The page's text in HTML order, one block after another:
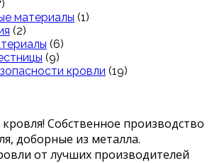
материалы (1)
(2)
(6)
(9)
кровли (19)
Собственное производство
доборные из металла.
от лучших производителей